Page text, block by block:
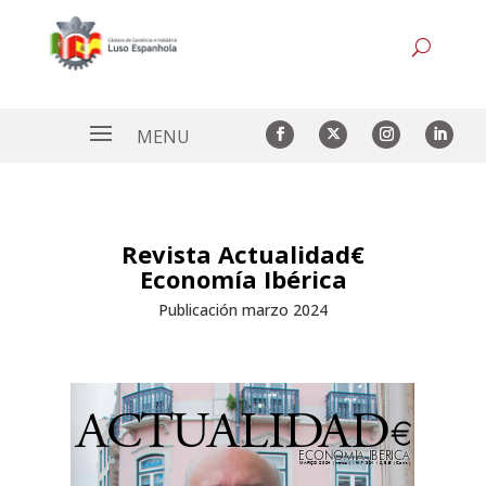
Revista Actualidad€
Economía Ibérica
Publicación marzo 2024